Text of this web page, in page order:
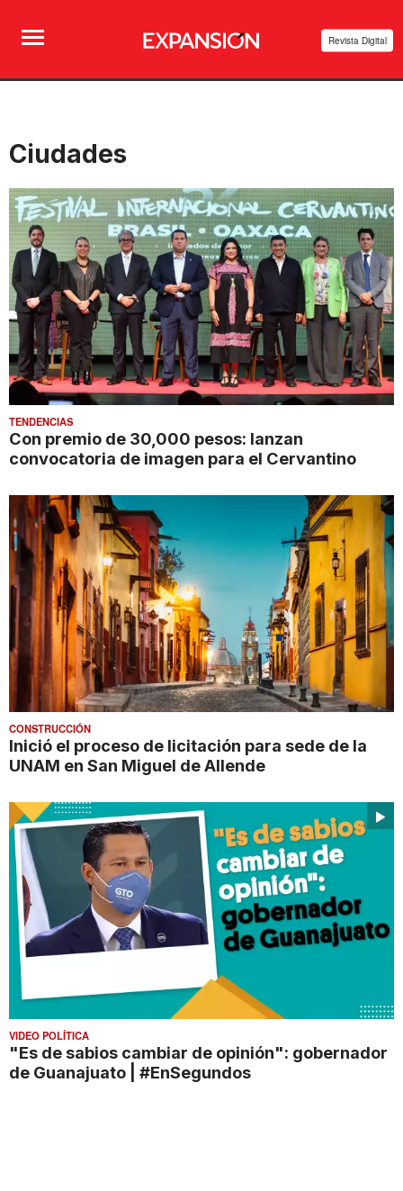
Revista Digital
Ciudades
TENDENCIAS
Con premio de 30,000 pesos: lanzan
convocatoria de imagen para el Cervantino
CONSTRUCCIÓN
Inició el proceso de licitación para sede de la
UNAM en San Miguel de Allende
VIDEO POLÍTICA
"Es de sabios cambiar de opinión": gobernador
de Guanajuato | #EnSegundos